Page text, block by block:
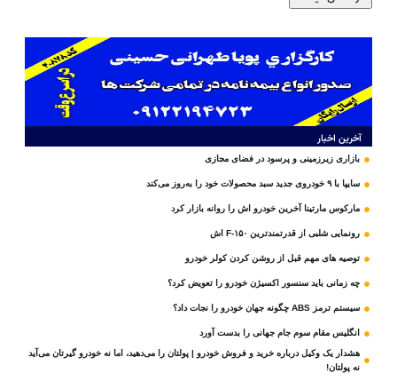
آخرین اخبار
بازاری زیرزمینی و پرسود در فضای مجازی
سایپا با ۹ خودروی جدید سبد محصولات خود را به‌روز می‌کند
مارکوس مارتینا آخرین خودرو اش را روانه بازار کرد
رونمایی شلبی از قدرتمندترین F-۱۵۰ اش
توصیه های مهم قبل از روشن کردن کولر خودرو
چه زمانی باید سنسور اکسیژن خودرو را تعویض کرد؟
سیستم ترمز ABS چگونه جهان خودرو را نجات داد؟
انگلیس مقام سوم جام‌ جهانی را بدست آورد
هشدار یک وکیل درباره خرید و فروش خودرو | پولتان را می‌دهید، اما نه خودرو گیرتان می‌آید
نه پولتان!